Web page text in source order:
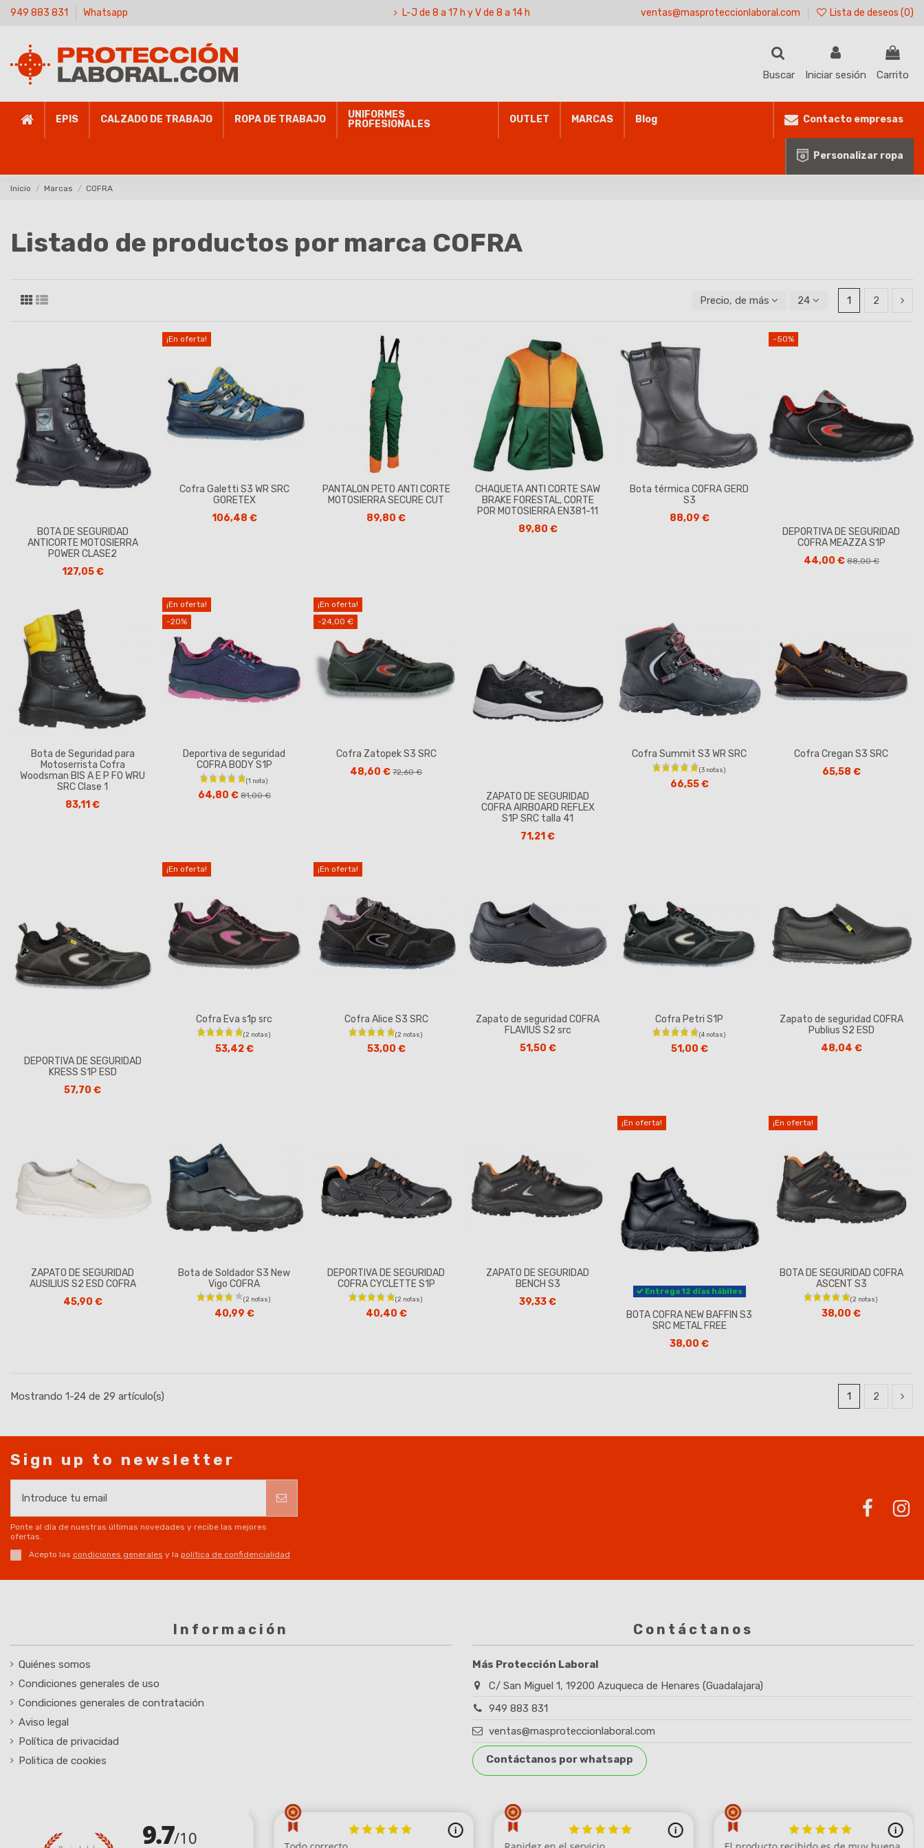
949 883 831 Whatsapp L-J de 8 a 17 h y V de 8 a 14 h ventas@masproteccionlaboral.com Lista de deseos (0)
Buscar Iniciar sesión Carrito
EPIS CALZADO DE TRABAJO ROPA DE TRABAJO
UNIFORMES
PROFESIONALES
OUTLET MARCAS Blog Contacto empresas
Personalizar ropa
Inicio Marcas COFRA
Listado de productos por marca COFRA
Precio, de más alto a más bajo
24 1 2
BOTA DE SEGURIDAD
ANTICORTE MOTOSIERRA
POWER CLASE2
127,05 €
¡En oferta!
Cofra Galetti S3 WR SRC
GORETEX
106,48 €
PANTALON PETO ANTI CORTE
MOTOSIERRA SECURE CUT
89,80 €
CHAQUETA ANTI CORTE SAW
BRAKE FORESTAL, CORTE
POR MOTOSIERRA EN381-11
89,80 €
Bota térmica COFRA GERD
S3
88,09 €
-50%
DEPORTIVA DE SEGURIDAD
COFRA MEAZZA S1P
44,00 €88,00 €
Bota de Seguridad para
Motoserrista Cofra
Woodsman BIS A E P FO WRU
SRC Clase 1
83,11 €
¡En oferta!
-20%
Deportiva de seguridad
COFRA BODY S1P
(1 nota)
64,80 € 81,00 €
¡En oferta!
-24,00 €
Cofra Zatopek S3 SRC
48,60 €72,60 €
ZAPATO DE SEGURIDAD
COFRA AIRBOARD REFLEX
S1P SRC talla 41
71,21 €
Cofra Summit S3 WR SRC
66,55 €
Cofra Cregan S3 SRC
65,58 €
DEPORTIVA DE SEGURIDAD
KRESS S1P ESD
57,70 €
¡En oferta!
Cofra Eva s1p src
53,42 €
¡En oferta!
Cofra Alice S3 SRC
53,00 €
Zapato de seguridad COFRA
FLAVIUS S2 src
51,50 €
Cofra Petri S1P
51,00 €
Zapato de seguridad COFRA
Publius S2 ESD
48,04 €
ZAPATO DE SEGURIDAD
AUSILIUS S2 ESD COFRA
45,90 €
Bota de Soldador S3 New
Vigo COFRA
40,99 €
DEPORTIVA DE SEGURIDAD
COFRA CYCLETTE S1P
40,40 €
ZAPATO DE SEGURIDAD
BENCH S3
39,33 €
¡En oferta!
Entrega 12 días hábiles
BOTA COFRA NEW BAFFIN S3
SRC METAL FREE
38,00 €
¡En oferta!
BOTA DE SEGURIDAD COFRA
ASCENT S3
38,00 €
Mostrando 1-24 de 29 artículo(s) 1 2
Sign up to newsletter
Ponte al día de nuestras últimas novedades y recibe las mejores
ofertas.
Acepto las condiciones generales y la política de confidencialidad
Información
Quiénes somos
Condiciones generales de uso
Condiciones generales de contratación
Aviso legal
Política de privacidad
Politica de cookies
Contáctanos
Más Protección Laboral
C/ San Miguel 1, 19200 Azuqueca de Henares (Guadalajara)
949 883 831
ventas@masproteccionlaboral.com
Contáctanos por whatsapp